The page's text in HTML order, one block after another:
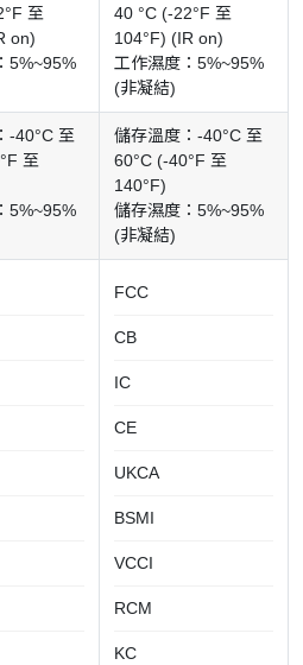
至
on)
5%~95%
40 °C (-22°F 至
104°F) (IR on)
工作濕度：5%~95%
(非凝結)
-40°C 至
至
5%~95%
儲存溫度：-40°C 至
60°C (-40°F 至
140°F)
儲存濕度：5%~95%
(非凝結)
FCC
CB
IC
CE
UKCA
BSMI
VCCI
RCM
KC